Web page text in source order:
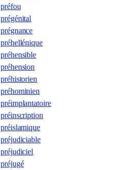
préfou
prégénital
prégnance
préhellénique
préhensible
préhension
préhistorien
préhominien
préimplantatoire
préinscription
préislamique
préjudiciable
préjudiciel
préjugé